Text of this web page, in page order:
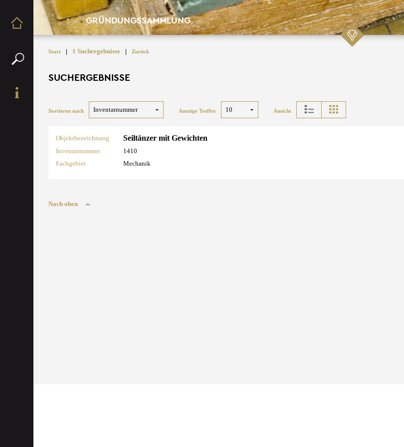
GRÜNDUNGSSAMMLUNG
Start | 1 Suchergebnisse | Zurück
SUCHERGEBNISSE
Sortieren nach Anzeige Treffer Ansicht
Objektbezeichnung Seiltänzer mit Gewichten
Inventarnummer
1410
Fachgebiet
Mechanik
Nach oben